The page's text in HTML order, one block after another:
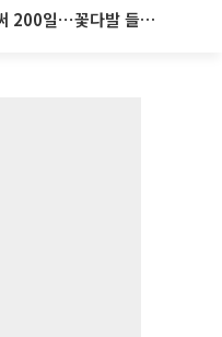
아옳이, 한의사 김형배와 벌써 200일⋯꽃다발 들고 "프러포즈 아냐"